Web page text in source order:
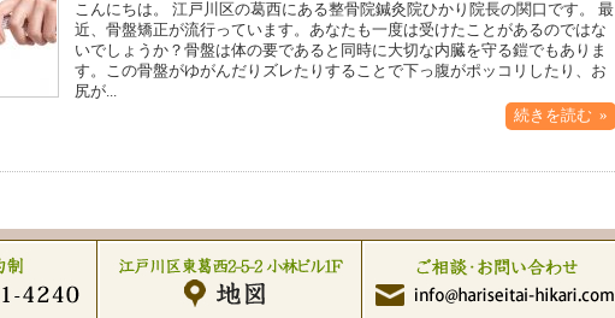
こんにちは。 江戸川区の葛西にある整骨院鍼灸院ひかり院長の関口です。 最
近、骨盤矯正が流行っています。あなたも一度は受けたことがあるのではな
いでしょうか？骨盤は体の要であると同時に大切な内臓を守る鎧でもありま
す。この骨盤がゆがんだりズレたりすることで下っ腹がポッコリしたり、お
尻が...
続きを読む »